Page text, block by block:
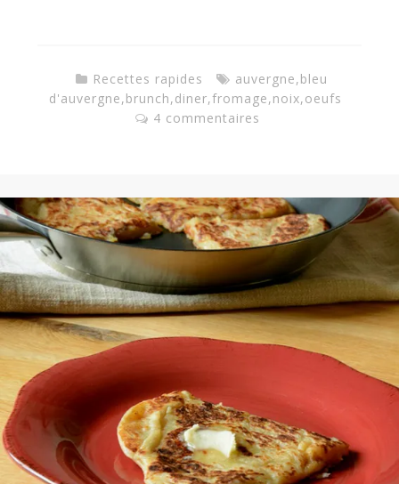
Recettes rapides auvergne,bleu
d'auvergne,brunch,diner,fromage,noix,oeufs
4 commentaires